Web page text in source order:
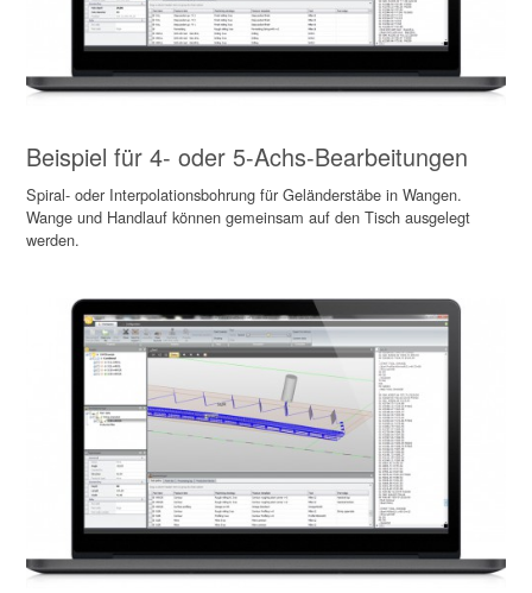
Beispiel für 4- oder 5-Achs-Bearbeitungen
Spiral- oder Interpolationsbohrung für Geländerstäbe in Wangen.
Wange und Handlauf können gemeinsam auf den Tisch ausgelegt
werden.